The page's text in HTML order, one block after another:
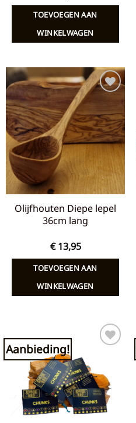
TOEVOEGEN AAN
WINKELWAGEN
Toevoegen
aan
verlanglijst
Olijfhouten Diepe lepel
36cm lang
€13,95
TOEVOEGEN AAN
WINKELWAGEN
Aanbieding!
Toevoegen
aan
verlanglijst